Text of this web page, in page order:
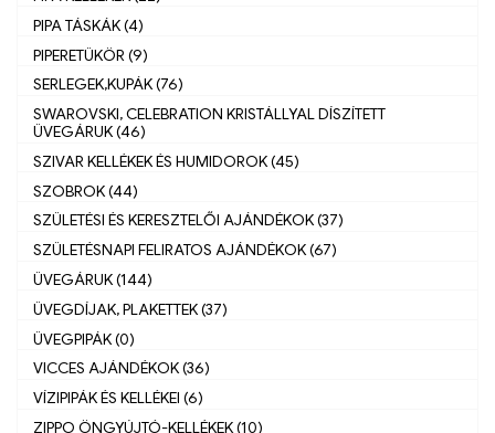
PIPA TÁSKÁK (4)
PIPERETÜKÖR (9)
SERLEGEK,KUPÁK (76)
SWAROVSKI, CELEBRATION KRISTÁLLYAL DÍSZÍTETT
ÜVEGÁRUK (46)
SZIVAR KELLÉKEK ÉS HUMIDOROK (45)
SZOBROK (44)
SZÜLETÉSI ÉS KERESZTELŐI AJÁNDÉKOK (37)
SZÜLETÉSNAPI FELIRATOS AJÁNDÉKOK (67)
ÜVEGÁRUK (144)
ÜVEGDÍJAK, PLAKETTEK (37)
ÜVEGPIPÁK (0)
VICCES AJÁNDÉKOK (36)
VÍZIPIPÁK ÉS KELLÉKEI (6)
ZIPPO ÖNGYÚJTÓ-KELLÉKEK (10)